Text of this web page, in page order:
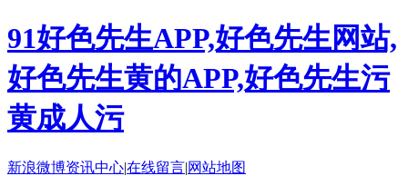
91好色先生APP,好色先生网站,
好色先生黄的APP,好色先生污
黄成人污
新浪微博资讯中心|在线留言|网站地图